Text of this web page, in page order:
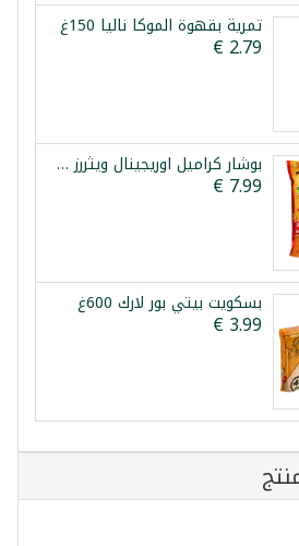
تمرية بقهوة الموكا نالیا 150غ
بوشار كراميل اوريجينال ويثررز 624غ
بسكويت بيتي بور لارك 600غ